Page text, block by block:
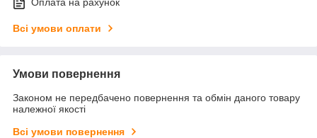
Всі умови оплати
Умови повернення
Законом не передбачено повернення та обмін даного товару
належної якості
Всі умови повернення